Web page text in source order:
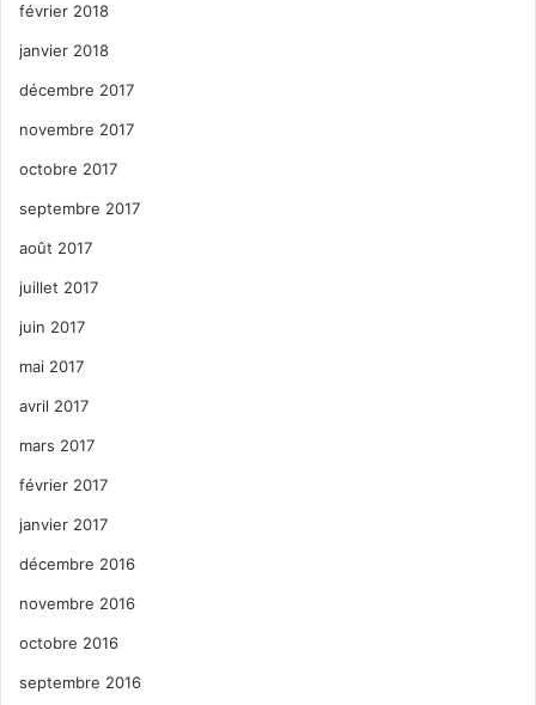
février 2018
janvier 2018
décembre 2017
novembre 2017
octobre 2017
septembre 2017
août 2017
juillet 2017
juin 2017
mai 2017
avril 2017
mars 2017
février 2017
janvier 2017
décembre 2016
novembre 2016
octobre 2016
septembre 2016